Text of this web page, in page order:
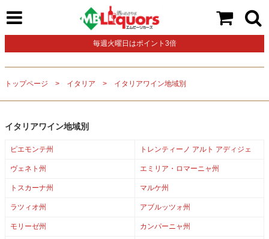
毎週火曜日はポイント3倍
トップページ イタリア イタリアワイン地域別
イタリアワイン地域別
ピエモンテ州 トレンティーノ アルト アディジェ
ヴェネト州 エミリア・ロマーニャ州
トスカーナ州 マルケ州
ラツィオ州 アブルッツォ州
モリーゼ州 カンパーニャ州